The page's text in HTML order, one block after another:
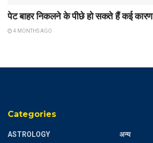
पेट बाहर निकलने के पीछे हो सकते हैं कई कारण
4 MONTHS AGO
Categories
ASTROLOGY
अन्य